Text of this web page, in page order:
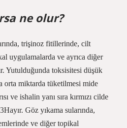
ne olur?
trişinoz fitillerinde, cilt
uygulamalarda ve ayrıca diğer
Yutulduğunda toksisitesi düşük
orta miktarda tüketilmesi mide
ve ishalin yanı sıra kırmızı cilde
Göz yıkama sularında,
ve diğer topikal